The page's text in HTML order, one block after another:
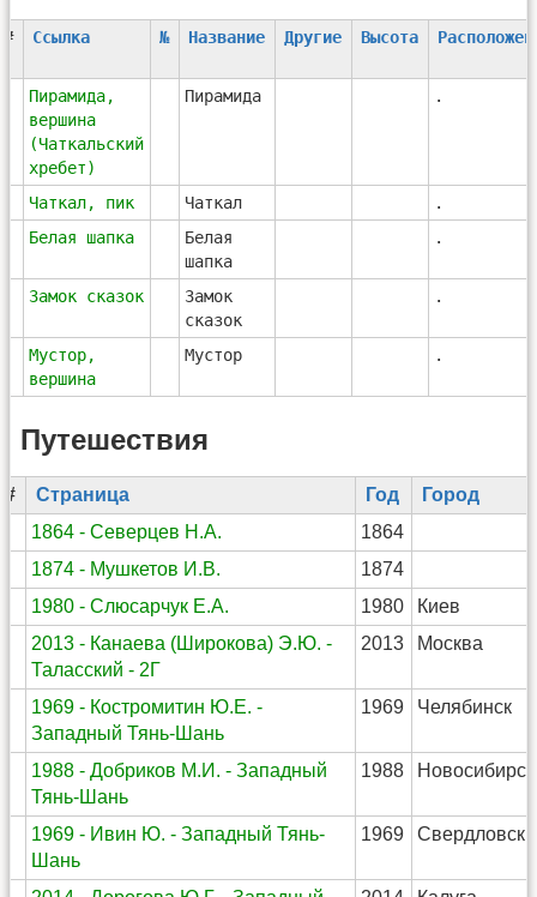
# Ссылка № Название Другие Высота
Пирамида,
вершина
(Чаткальский
хребет)
Пирамида .
Чаткал, пик Чаткал
.
Белая шапка
Белая
шапка
.
Замок сказок
Замок
сказок
.
Мустор,
вершина
Мустор .
Путешествия
# Страница Год
Город
1864 - Cеверцев Н.А.
1864
1874 - Мушкетов И.В.
1874
1980 - Слюсарчук Е.А. 1980
Киев
2013 - Канаева (Широкова) Э.Ю. -
Таласский - 2Г
2013 Москва
1969 - Костромитин Ю.Е. -
Западный Тянь-Шань
1969 Челябинск
1988 - Добриков М.И. - Западный
Тянь-Шань
1988 Новосибирск
1969 - Ивин Ю. - Западный Тянь-
Шань
1969 Свердловск